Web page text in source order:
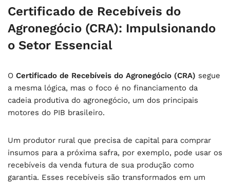
Certificado de Recebíveis do
Agronegócio (CRA): Impulsionando
o Setor Essencial
O Certificado de Recebíveis do Agronegócio (CRA) segue
a mesma lógica, mas o foco é no financiamento da
cadeia produtiva do agronegócio, um dos principais
motores do PIB brasileiro.
Um produtor rural que precisa de capital para comprar
insumos para a próxima safra, por exemplo, pode usar os
recebíveis da venda futura de sua produção como
garantia. Esses recebíveis são transformados em um